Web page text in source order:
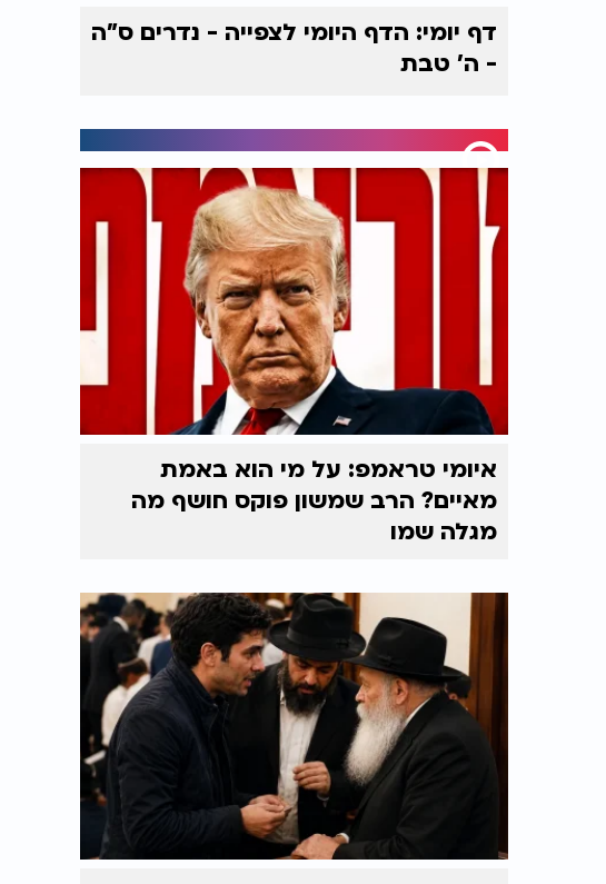
דף יומי: הדף היומי לצפייה - נדרים ס"ה
- ה' טבת
איומי טראמפ: על מי הוא באמת
מאיים? הרב שמשון פוקס חושף מה
מגלה שמו